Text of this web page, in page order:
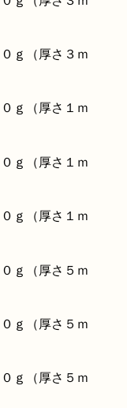
厚さ３ｍ
（厚さ１ｍ
（厚さ１ｍ
（厚さ１ｍ
ｇ（厚さ５ｍ
ｇ（厚さ５ｍ
ｇ（厚さ５ｍ